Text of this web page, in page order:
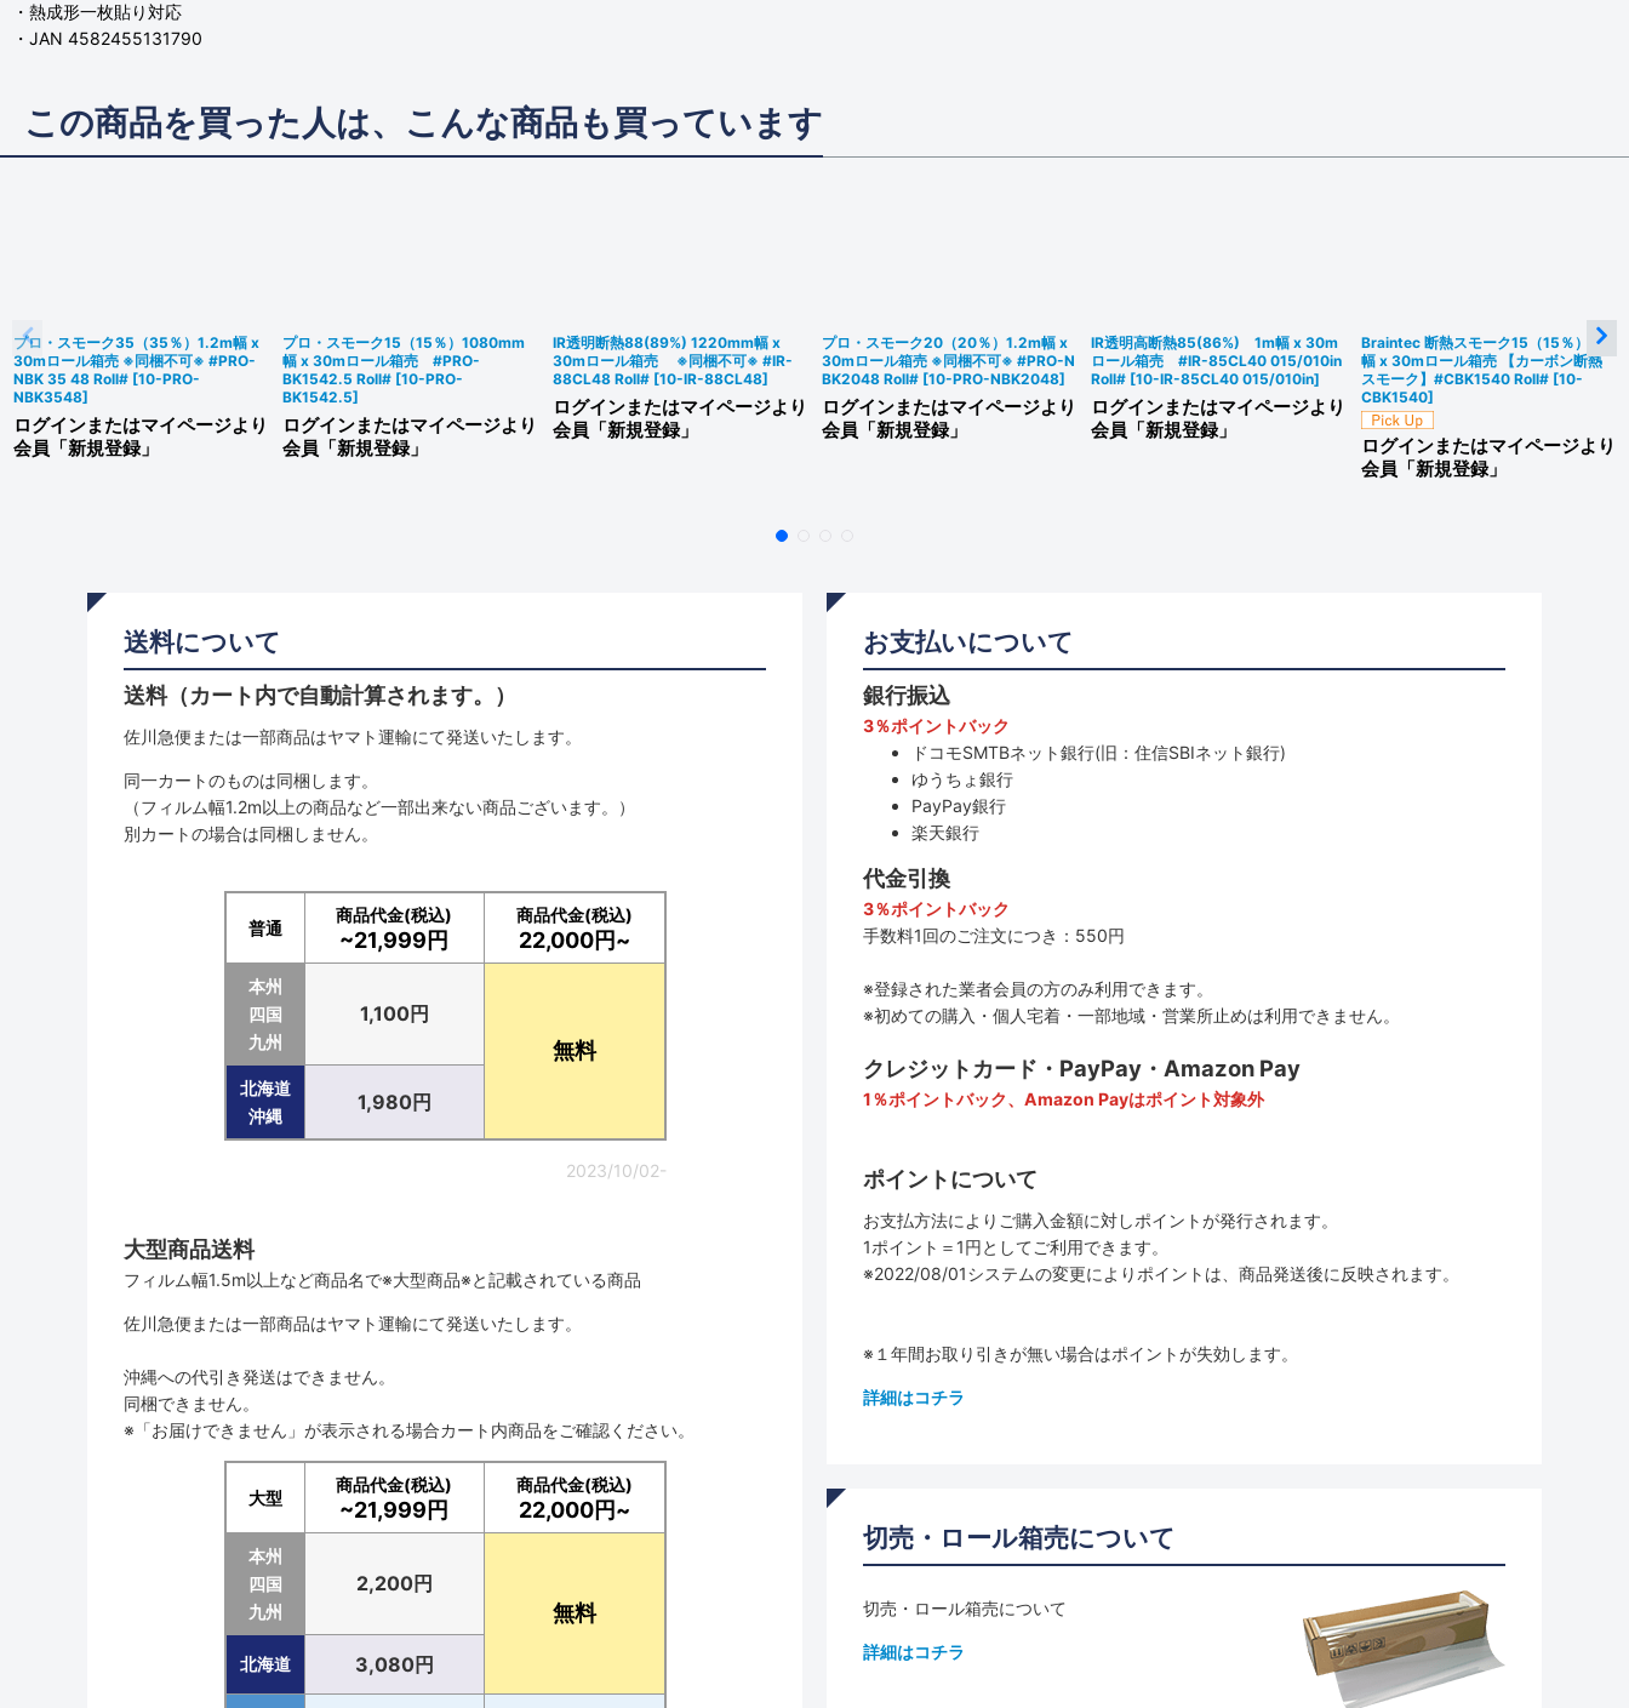
・熱成形一枚貼り対応
・JAN 4582455131790
この商品を買った人は、こんな商品も買っています
プロ・スモーク35（35％）1.2m幅 x
30mロール箱売 ※同梱不可※ #PRO-
NBK 35 48 Roll# [10-PRO-
NBK3548]
ログインまたはマイページより
会員「新規登録」
プロ・スモーク15（15％）1080mm
幅 x 30mロール箱売 #PRO-
BK1542.5 Roll# [10-PRO-
BK1542.5]
ログインまたはマイページより
会員「新規登録」
IR透明断熱88(89%) 1220mm幅 x
30mロール箱売 ※同梱不可※ #IR-
88CL48 Roll# [10-IR-88CL48]
ログインまたはマイページより
会員「新規登録」
プロ・スモーク20（20％）1.2m幅 x
30mロール箱売 ※同梱不可※ #PRO-N
BK2048 Roll# [10-PRO-NBK2048]
ログインまたはマイページより
会員「新規登録」
IR透明高断熱85(86%) 1m幅 x 30m
ロール箱売 #IR-85CL40 015/010in
Roll# [10-IR-85CL40 015/010in]
ログインまたはマイページより
会員「新規登録」
Braintec 断熱スモーク15（15％）1m
幅 x 30mロール箱売 【カーボン断熱
スモーク】#CBK1540 Roll# [10-
CBK1540]
ログインまたはマイページより
会員「新規登録」
送料について
送料（カート内で自動計算されます。）
佐川急便または一部商品はヤマト運輸にて発送いたします。
同一カートのものは同梱します。
（フィルム幅1.2m以上の商品など一部出来ない商品ございます。）
別カートの場合は同梱しません。
普通
商品代金(税込)
~21,999円
商品代金(税込)
22,000円~
本州
四国
九州
1,100円
無料
北海道
沖縄
1,980円
2023/10/02-
大型商品送料
フィルム幅1.5m以上など商品名で※大型商品※と記載されている商品
佐川急便または一部商品はヤマト運輸にて発送いたします。
沖縄への代引き発送はできません。
同梱できません。
※「お届けできません」が表示される場合カート内商品をご確認ください。
大型
商品代金(税込)
~21,999円
商品代金(税込)
22,000円~
本州
四国
九州
2,200円
無料
北海道 3,080円
お支払いについて
銀行振込
3％ポイントバック
ドコモSMTBネット銀行(旧：住信SBIネット銀行)
ゆうちょ銀行
PayPay銀行
楽天銀行
代金引換
3％ポイントバック
手数料1回のご注文につき：550円
※登録された業者会員の方のみ利用できます。
※初めての購入・個人宅着・一部地域・営業所止めは利用できません。
クレジットカード・PayPay・Amazon Pay
1％ポイントバック、Amazon Payはポイント対象外
ポイントについて
お支払方法によりご購入金額に対しポイントが発行されます。
1ポイント＝1円としてご利用できます。
※2022/08/01システムの変更によりポイントは、商品発送後に反映されます。
※１年間お取り引きが無い場合はポイントが失効します。
詳細はコチラ
切売・ロール箱売について
切売・ロール箱売について
詳細はコチラ